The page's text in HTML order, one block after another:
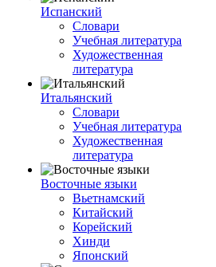
Испанский
Словари
Учебная литература
Художественная
литература
Итальянский
Словари
Учебная литература
Художественная
литература
Восточные языки
Вьетнамский
Китайский
Корейский
Хинди
Японский